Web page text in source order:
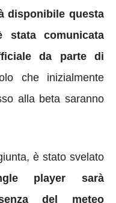
disponibile questa
stata comunicata
da parte di
che inizialmente
alla beta saranno
è stato svelato
player sarà
del meteo